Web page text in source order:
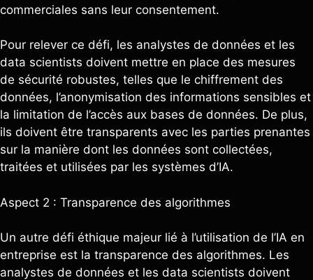
commerciales sans leur consentement.
Pour relever ce défi, les analystes de données et les
data scientists doivent mettre en place des mesures
de sécurité robustes, telles que le chiffrement des
données, l’anonymisation des informations sensibles et
la limitation de l’accès aux bases de données. De plus,
ils doivent être transparents avec les parties prenantes
sur la manière dont les données sont collectées,
traitées et utilisées par les systèmes d’IA.
Aspect 2 : Transparence des algorithmes
Un autre défi éthique majeur lié à l’utilisation de l’IA en
entreprise est la transparence des algorithmes. Les
analystes de données et les data scientists doivent